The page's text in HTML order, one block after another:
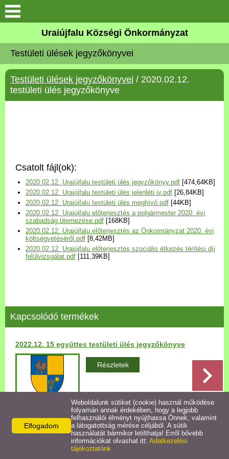
Köszöntő
Elérhetőségek
Uraiújfalu
Választási információk
Versenyképes Járások
Program
Települési Arculati
Kézikönyv
Bezerédj Amália Óvoda
Egyéb intézmények
Egyéb szolgáltatások
Egészségügyi ellátás
Uraiújfalu Sportegyesület
Uraiújfalu Községi Önkormányzat
Testületi ülések jegyzőkönyvei
Testületi ülések jegyzőkönyvei / 2020.02.12.
testületi ülés jegyzőkönyve
Csatolt fájl(ok):
2020.02.12. Uraiújfalu testületi ülés jegyzőkönyv.pdf [474,64KB]
2020.02.12. Uraiújfalu testületi ülés jelenléti iv.pdf [26,84KB]
2020.02.12. Uraiújfalu testületi ülés meghívó.pdf [44KB]
2020.02.12. Uraiújfalu előterjesztés a polgármester 2020. évi
szabadság ütemezése.pdf [168KB]
2020.02.12. Uraiújfalu előterjesztés az Önkormányzat 2020. évi
költségvetéséről.pdf [8,42MB]
2020.02.12. Uraiújfalu előterjesztés szociális étkezés térítési díj
felülvizsgálat.pdf [111,39KB]
Kapcsolódó termékek
2022.12. 15 együttes testületi ülés jegyzőkönyve
Részletek
Vissza az előző oldalra!
Elfogadom
Weboldalunk sütiket (cookie) használ működése
folyamán annak érdekében, hogy a legjobb
felhasználói élményt nyújthassa Önnek, valamint
a látogatottság mérése céljából. A sütik
használatát bármikor letilthatja! Erről bővebb
információkat olvashat itt: Adatkezelési
tájékoztatónk